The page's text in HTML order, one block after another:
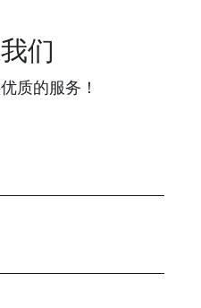
们
质的服务！